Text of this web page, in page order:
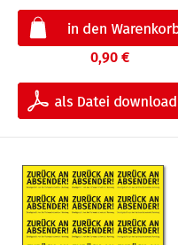
0,90 €